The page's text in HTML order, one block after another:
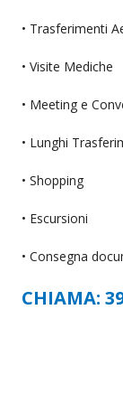
• Trasferimenti
• Visite Mediche
• Meeting e
• Lunghi
• Shopping
• Escursioni
• Consegna
CHIAMA: